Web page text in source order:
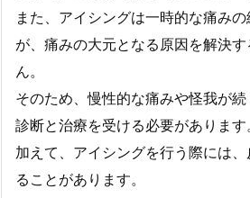
また、アイシングは一時的な痛み
が、痛みの大元となる原因を解決
ん。
そのため、慢性的な痛みや怪我が
診断と治療を受ける必要があります
加えて、アイシングを行う際には
ることがあります。